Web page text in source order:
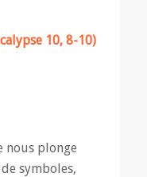
10, 8-10)
nous plonge
symboles,